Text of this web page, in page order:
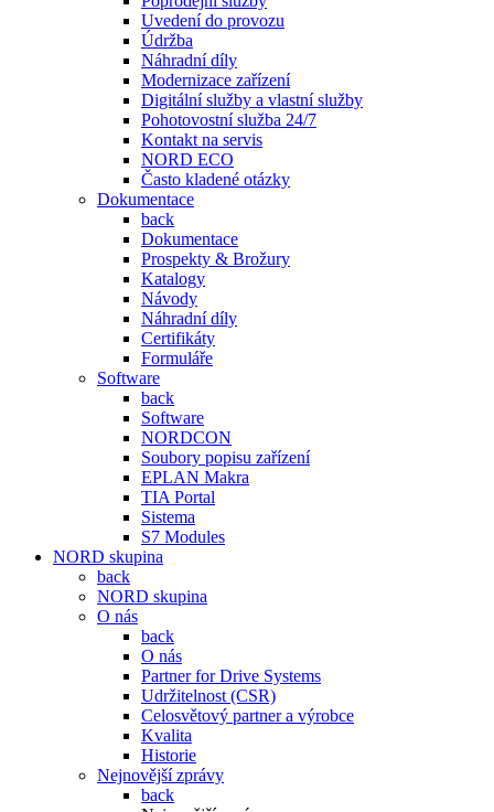
Uvedení do provozu
Údržba
Náhradní díly
Modernizace zařízení
Digitální služby a vlastní služby
Pohotovostní služba 24/7
Kontakt na servis
NORD ECO
Často kladené otázky
Dokumentace
back
Dokumentace
Prospekty & Brožury
Katalogy
Návody
Náhradní díly
Certifikáty
Formuláře
Software
back
Software
NORDCON
Soubory popisu zařízení
EPLAN Makra
TIA Portal
Sistema
S7 Modules
NORD skupina
back
NORD skupina
O nás
back
O nás
Partner for Drive Systems
Udržitelnost (CSR)
Celosvětový partner a výrobce
Kvalita
Historie
Nejnovější zprávy
back